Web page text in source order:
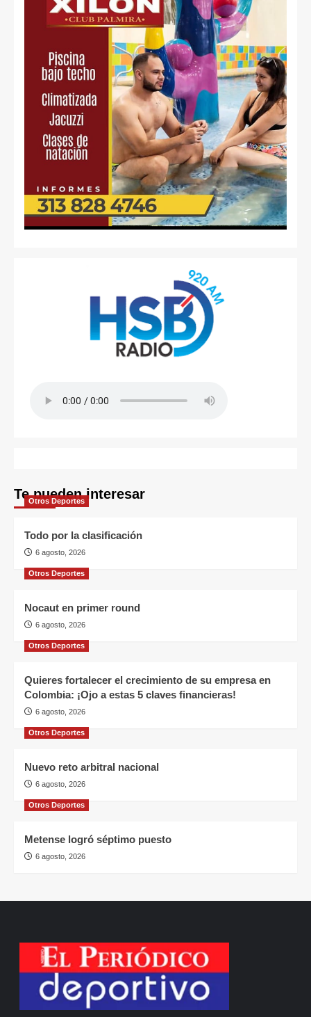
Te pueden interesar
Otros Deportes
Todo por la clasificación
6 agosto, 2026
Otros Deportes
Nocaut en primer round
6 agosto, 2026
Otros Deportes
Quieres fortalecer el crecimiento de su empresa en
Colombia: ¡Ojo a estas 5 claves financieras!
6 agosto, 2026
Otros Deportes
Nuevo reto arbitral nacional
6 agosto, 2026
Otros Deportes
Metense logró séptimo puesto
6 agosto, 2026